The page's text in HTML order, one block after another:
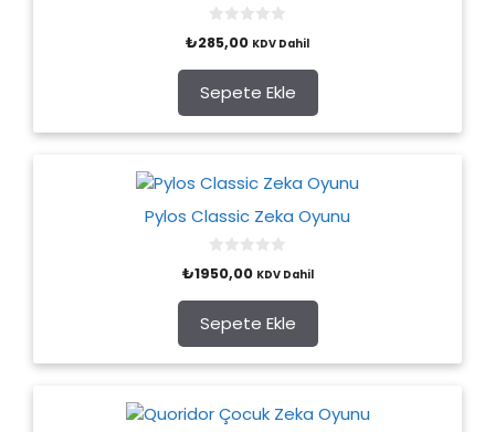
o
t
o
f
5
₺285,00 KDV Dahil
Sepete Ekle
Pylos Classic Zeka Oyunu
o
t
o
f
5
₺1950,00 KDV Dahil
Sepete Ekle